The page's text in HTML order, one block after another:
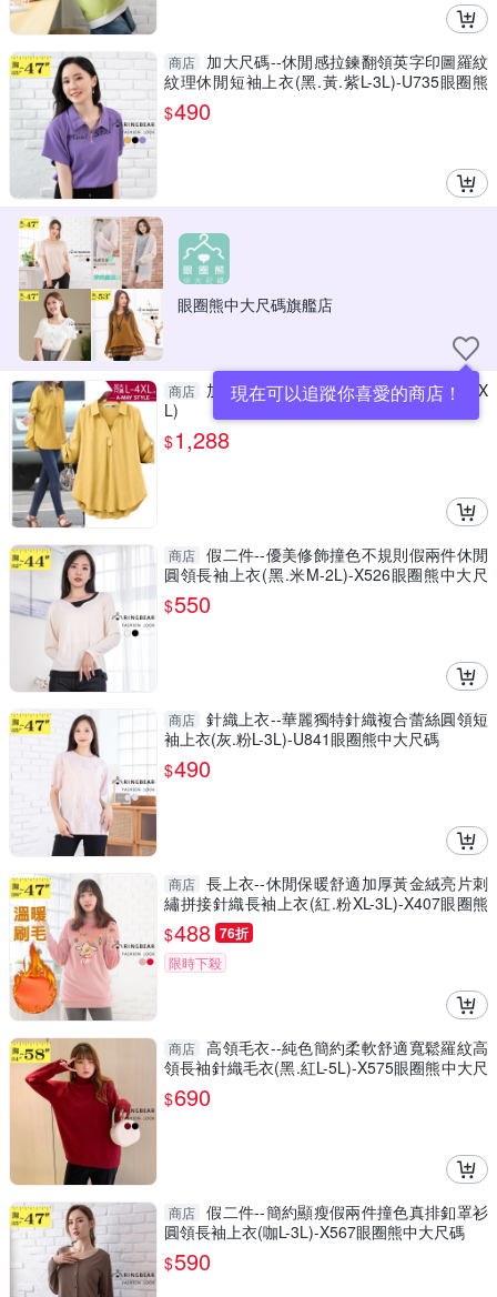
商店
加大尺碼--休閒感拉鍊翻領英字印圖羅紋
紋理休閒短袖上衣(黑.黃.紫L-3L)-U735眼圈熊
中大尺碼
$490
眼圈熊中大尺碼旗艦店
現在可以追蹤你喜愛的商店！
商店
加大碼 上衣 休閒外出摺袖立領襯衫(L-4X
L)
$1,288
商店 假二件--優美修飾撞色不規則假兩件休閒
圓領長袖上衣(黑.米M-2L)-X526眼圈熊中大尺
碼
$550
商店 針織上衣--華麗獨特針織複合蕾絲圓領短
袖上衣(灰.粉L-3L)-U841眼圈熊中大尺碼
$490
商店 長上衣--休閒保暖舒適加厚黃金絨亮片刺
繡拼接針織長袖上衣(紅.粉XL-3L)-X407眼圈熊
中大尺碼
$488 76折
限時下殺
商店 高領毛衣--純色簡約柔軟舒適寬鬆羅紋高
領長袖針織毛衣(黑.紅L-5L)-X575眼圈熊中大尺
碼
$690
商店 假二件--簡約顯瘦假兩件撞色真排釦罩衫
圓領長袖上衣(咖L-3L)-X567眼圈熊中大尺碼
$590